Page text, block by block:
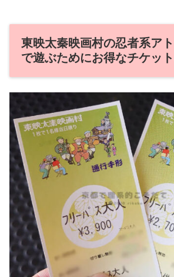
東映太秦映画村の忍者系ア
で遊ぶためにお得なチケッ